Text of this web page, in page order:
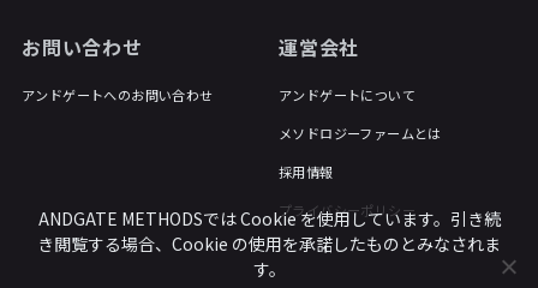
お問い合わせ
アンドゲートへのお問い合わせ
運営会社
アンドゲートについて
メソドロジーファームとは
採用情報
プライバシーポリシー
ANDGATE METHODSでは Cookie を使用しています。引き続
き閲覧する場合、Cookie の使用を承諾したものとみなされま
す。